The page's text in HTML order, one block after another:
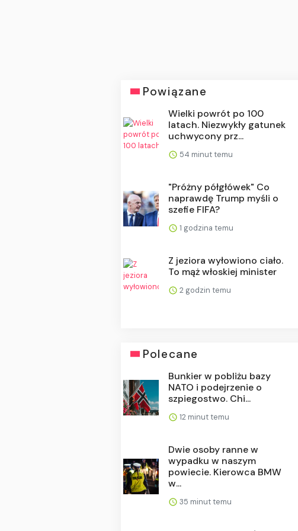
Powiązane
Wielki powrót po 100
latach. Niezwykły gatunek
uchwycony prz...
54 minut temu
"Próżny półgłówek" Co
naprawdę Trump myśli o
szefie FIFA?
1 godzina temu
Z jeziora wyłowiono ciało.
To mąż włoskiej minister
2 godzin temu
Polecane
Bunkier w pobliżu bazy
NATO i podejrzenie o
szpiegostwo. Chi...
12 minut temu
Dwie osoby ranne w
wypadku w naszym
powiecie. Kierowca BMW
w...
35 minut temu